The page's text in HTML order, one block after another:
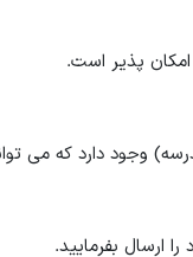
وجود دارد که می
ارسال بفرمایید.